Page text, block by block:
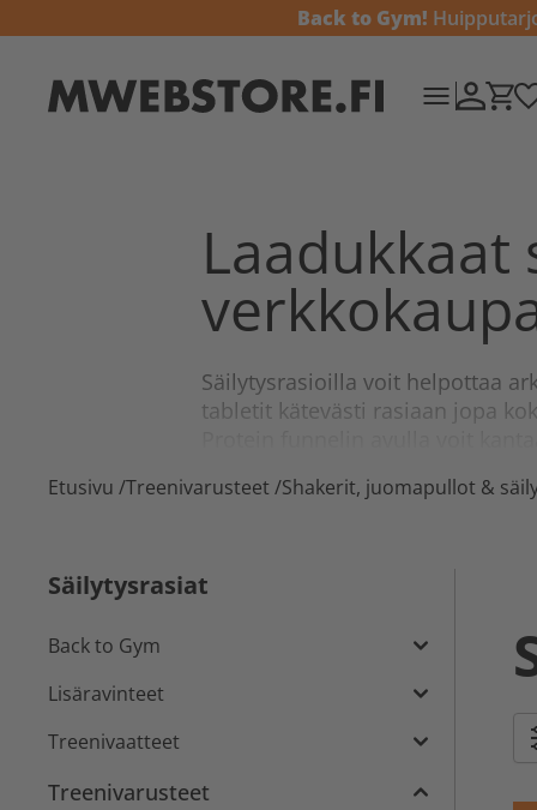
Back to Gym!
Laadukkaat
Säilytysrasioilla voit helpottaa
tabletit kätevästi rasiaan jopa
Etusivu /Treenivarusteet /Shakerit, juomapullot &
Säilytysrasiat
Back to Gym
Lisäravinteet
Treenivaatteet
Treenivarusteet